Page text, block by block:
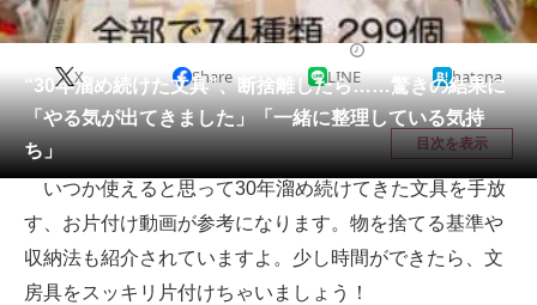
動物 リサーチ
会員記事
メディア
注目記事を集めた総合ページ
ITの今と未来を見通す
スマホと通信の最新トレンド
“30年溜め続けた文具”、断捨離したら……驚きの結果に
「やる気が出てきました」「一緒に整理している気持
ち」
X Share LINE hatena
目次を表示
いつか使えると思って30年溜め続けてきた文具を手放
す、お片付け動画が参考になります。物を捨てる基準や
収納法も紹介されていますよ。少し時間ができたら、文
房具をスッキリ片付けちゃいましょう！